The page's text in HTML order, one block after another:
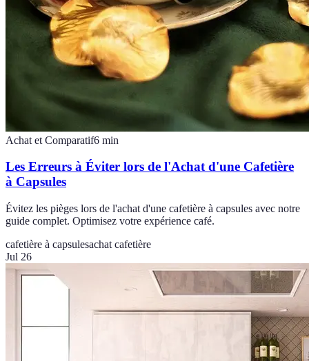
Achat et Comparatif6 min
Les Erreurs à Éviter lors de l'Achat d'une Cafetière
à Capsules
Évitez les pièges lors de l'achat d'une cafetière à capsules avec notre
guide complet. Optimisez votre expérience café.
cafetière à capsulesachat cafetière
Jul 26